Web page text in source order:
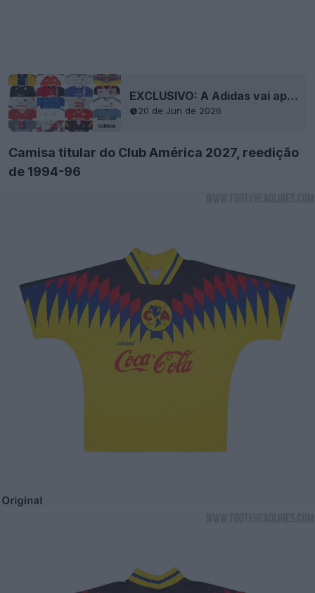
EXCLUSIVO: A Adidas vai apostar tudo nas reedições novamente em 2027
20 de Jun de 2026
Camisa titular do Club América 2027, reedição
de 1994-96